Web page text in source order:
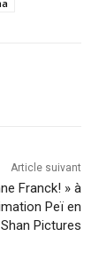
Article suivant
Franck! » à
Peï en
Pictures